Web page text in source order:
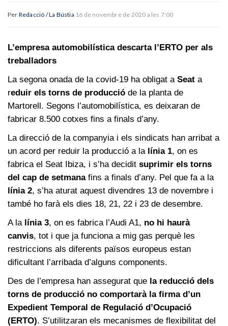
Per Redacció / La Bústia 16 de novembre de 2020 a les 7:00
L’empresa automobilística descarta l’ERTO per als
treballadors
La segona onada de la covid-19 ha obligat a Seat a
reduir els torns de producció de la planta de
Martorell. Segons l’automobilística, es deixaran de
fabricar 8.500 cotxes fins a finals d’any.
La direcció de la companyia i els sindicats han arribat a
un acord per reduir la producció a la línia 1, on es
fabrica el Seat Ibiza, i s’ha decidit suprimir els torns
del cap de setmanafins a finals d’any. Pel que fa a la
línia 2, s’ha aturat aquest divendres 13 de novembre i
també ho farà els dies 18, 21, 22 i 23 de desembre.
A la línia 3, on es fabrica l’Audi A1, no hi haurà
canvis, tot i que ja funciona a mig gas perquè les
restriccions als diferents països europeus estan
dificultant l’arribada d’alguns components.
Des de l’empresa han assegurat que la reducció dels
torns de producció no comportarà la firma d’un
Expedient Temporal de Regulació d’Ocupació
(ERTO). S’utilitzaran els mecanismes de flexibilitat del